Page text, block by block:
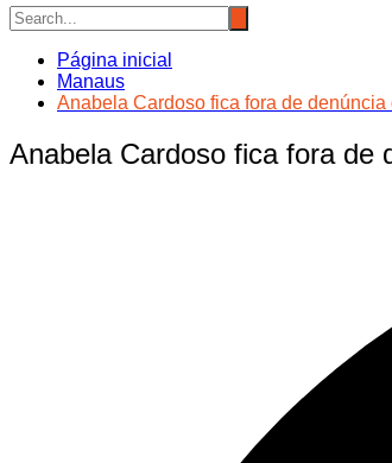
Página inicial
Manaus
Anabela Cardoso fica fora de
Anabela Cardoso fica fora de